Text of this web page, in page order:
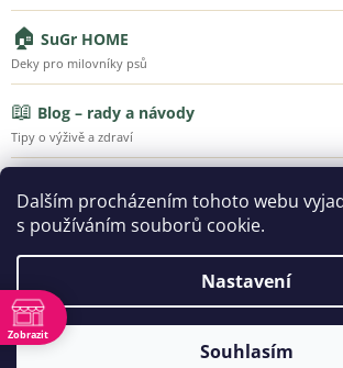
Dalším procházením tohoto webu
s používáním souborů cookie.
Nastavení
Souhlasím
🏠 SuGr HOME
Deky pro milovníky psů
📖 Blog – rady a návody
Tipy o výživě a zdraví
Poznejte Super-Granule
Zobrazit